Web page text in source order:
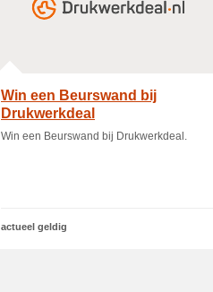
Win een Beurswand bij
Drukwerkdeal
Win een Beurswand bij Drukwerkdeal.
actueel geldig